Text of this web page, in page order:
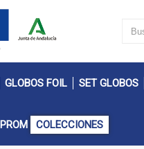
GLOBOS FOIL SET GLOBOS
PROM COLECCIONES